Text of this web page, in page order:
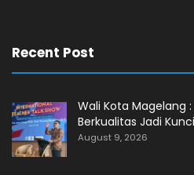
Recent Post
Wali Kota Magelang
Berkualitas Jadi
August 9, 2026